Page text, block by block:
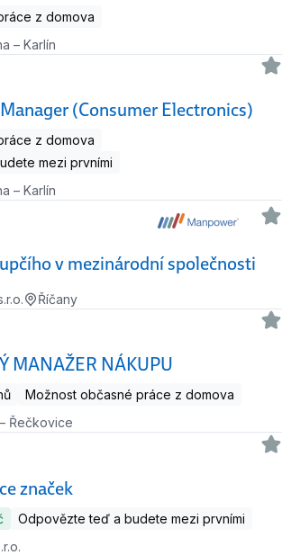
z domova
– Karlín
(Consumer Electronics)
z domova
mezi prvními
– Karlín
v mezinárodní společnosti
Říčany
MANAŽER NÁKUPU
Možnost občasné práce z domova
Řečkovice
značek
Odpovězte teď a budete mezi prvními